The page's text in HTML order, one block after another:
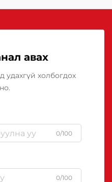
авах
удахгүй холбогдох
0/100
0/100